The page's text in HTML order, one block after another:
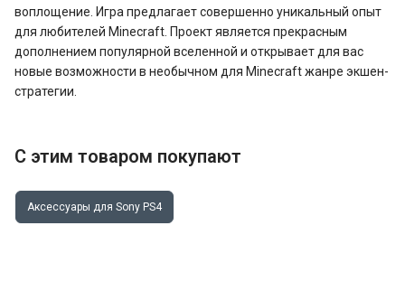
воплощение. Игра предлагает совершенно уникальный опыт
для любителей Minecraft. Проект является прекрасным
дополнением популярной вселенной и открывает для вас
новые возможности в необычном для Minecraft жанре экшен-
стратегии.
С этим товаром покупают
Аксессуары для Sony PS4